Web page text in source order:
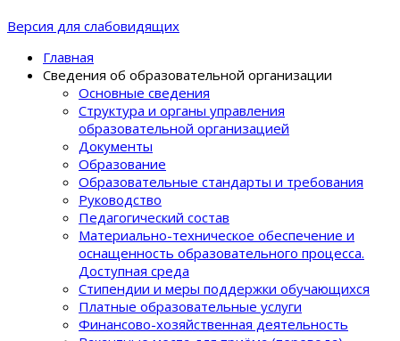
Версия для слабовидящих
Главная
Сведения об образовательной организации
Основные сведения
Структура и органы управления
образовательной организацией
Документы
Образование
Образовательные стандарты и требования
Руководство
Педагогический состав
Материально-техническое обеспечение и
оснащенность образовательного процеcса.
Доступная среда
Стипендии и меры поддержки обучающихся
Платные образовательные услуги
Финансово-хозяйственная деятельность